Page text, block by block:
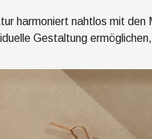
harmoniert nahtlos mit den
Gestaltung